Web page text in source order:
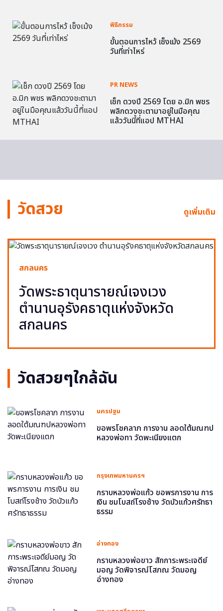
พิธีกรรม
ขั้นตอนการไหว้ เช็งเม้ง 2569
วันที่เท่าไหร่
PR NEWS
เช็ก ดวงปี 2569 โดย อ.มิก พชร
พลิกดวงชะตามาอยู่ในมือคุณ
แล้ววันนี้ที่แอป MTHAI
วัดสวย ดูเพิ่มเติม
สกลนคร
วัดพระธาตุนารายณ์เจงเวง
ตำนานอุรังคธาตุแห่งจังหวัด
สกลนคร
วัดสวยๆใกล้ฉัน
นครปฐม
ขอพรโชคลาภ การงาน ลอดใต้มณฑป
หลวงพ่อทา วัดพะเนียงแตก
กรุงเทพมหานครฯ
กราบหลวงพ่อแก้ว ขอพรการงาน การ
เงิน ชมโบสถ์โรงช้าง วัดบัวแก้วศรัทธา
ธรรม
อ่างทอง
กราบหลวงพ่อขาว สักการะพระเจดีย์
มอญ วัดพิจารณ์โสภณ วัดมอญ
อ่างทอง